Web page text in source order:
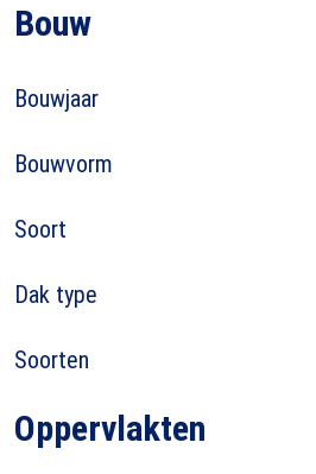
Bouw
Bouwjaar
Bouwvorm
Soort
Dak type
Soorten
Oppervlakten